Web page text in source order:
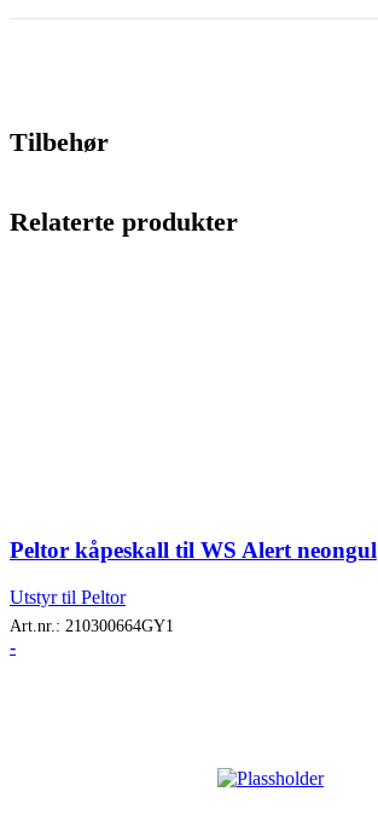
Tilbehør
Relaterte produkter
Peltor kåpeskall til WS Alert neongul
Utstyr til Peltor
Art.nr.: 210300664GY1
-